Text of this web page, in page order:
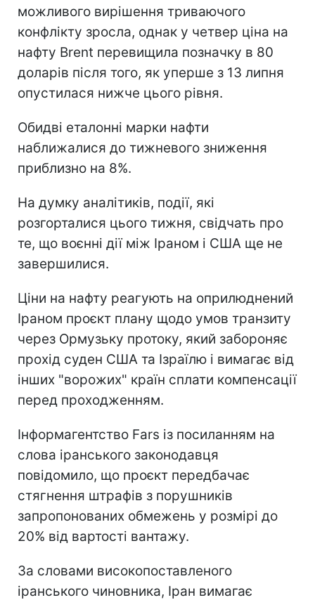
можливого вирішення триваючого
конфлікту зросла, однак у четвер ціна на
нафту Brent перевищила позначку в 80
доларів після того, як уперше з 13 липня
опустилася нижче цього рівня.
Обидві еталонні марки нафти
наближалися до тижневого зниження
приблизно на 8%.
На думку аналітиків, події, які
розгорталися цього тижня, свідчать про
те, що воєнні дії між Іраном і США ще не
завершилися.
Ціни на нафту реагують на оприлюднений
Іраном проєкт плану щодо умов транзиту
через Ормузьку протоку, який забороняє
прохід суден США та Ізраїлю і вимагає від
інших "ворожих" країн сплати компенсації
перед проходженням.
Інформагентство Fars із посиланням на
слова іранського законодавця
повідомило, що проєкт передбачає
стягнення штрафів з порушників
запропонованих обмежень у розмірі до
20% від вартості вантажу.
За словами високопоставленого
іранського чиновника, Іран вимагає